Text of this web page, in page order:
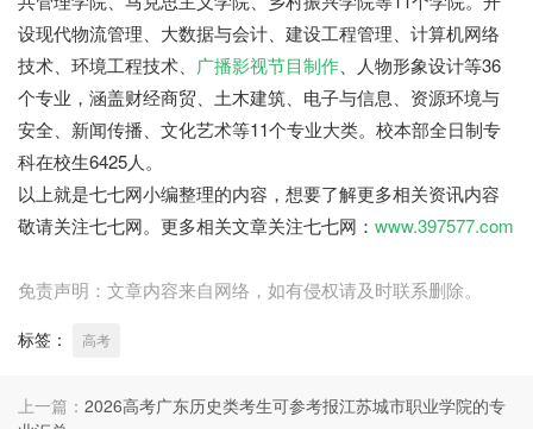
设现代物流管理、大数据与会计、建设工程管理、计算机网络
技术、环境工程技术、 广播影视节目制作、人物形象设计等36
个专业，涵盖财经商贸、土木建筑、电子与信息、资源环境与
安全、新闻传播、文化艺术等11个专业大类。校本部全日制专
科在校生6425人。
以上就是七七网小编整理的内容，想要了解更多相关资讯内容
敬请关注七七网。更多相关文章关注七七网： www.397577.com
免责声明：文章内容来自网络，如有侵权请及时联系删除。
标签： 高考
上一篇： 2026高考广东历史类考生可参考报江苏城市职业学院的专